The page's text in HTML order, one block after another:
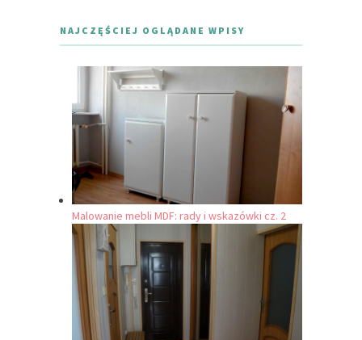
NAJCZĘŚCIEJ OGLĄDANE WPISY
Malowanie mebli MDF: rady i wskazówki cz. 2